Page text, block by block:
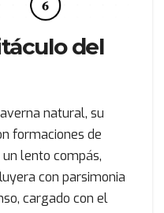
del
natural, su
formaciones de
lento compás,
con parsimonia
cargado con el